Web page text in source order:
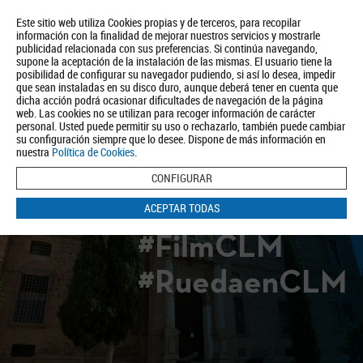
Este sitio web utiliza Cookies propias y de terceros, para recopilar
información con la finalidad de mejorar nuestros servicios y mostrarle
publicidad relacionada con sus preferencias. Si continúa navegando,
supone la aceptación de la instalación de las mismas. El usuario tiene la
posibilidad de configurar su navegador pudiendo, si así lo desea, impedir
que sean instaladas en su disco duro, aunque deberá tener en cuenta que
dicha acción podrá ocasionar dificultades de navegación de la página
web. Las cookies no se utilizan para recoger información de carácter
personal. Usted puede permitir su uso o rechazarlo, también puede cambiar
su configuración siempre que lo desee. Dispone de más información en
nuestra Política de Cookies.
CONFIGURAR
ACEPTAR TODAS
Quiénes somos Turismo Política de Privacidad Aviso Legal
Política de Cookies
BUSCAR
#FilmCLM
#RuedaenCLM